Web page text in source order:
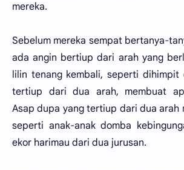
mereka.
Sebelum mereka sempat bertanya-
ada angin bertiup dari arah yang
lilin tenang kembali, seperti dihimpit
tertiup dari dua arah, membuat
Asap dupa yang tertiup dari dua arah
seperti anak-anak domba
ekor harimau dari dua jurusan.